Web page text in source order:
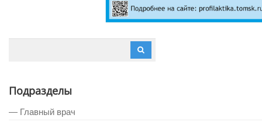
Подразделы
— Главный врач